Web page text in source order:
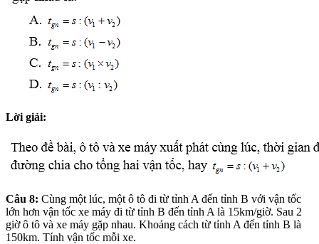
Lời giải:
Câu 8: Cùng một lúc, một ô tô đi từ tỉnh A đến tỉnh B với vận tốc
lớn hơn vận tốc xe máy đi từ tỉnh B đến tỉnh A là 15km/giờ. Sau 2
giờ ô tô và xe máy gặp nhau. Khoảng cách từ tỉnh A đến tỉnh B là
150km. Tính vận tốc mỗi xe.